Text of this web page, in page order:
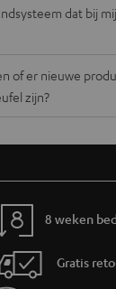
dat bij
of er nieuwe
zijn?
8 weken
Gratis